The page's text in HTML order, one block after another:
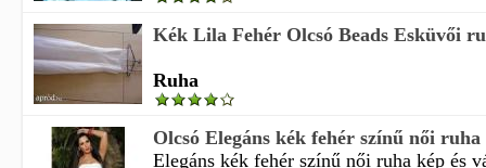
Kék Lila Fehér Olcsó Beads Esküvői
Ruha
Olcsó Elegáns kék fehér színű női ruha
Elegáns kék fehér színű női ruha kép és